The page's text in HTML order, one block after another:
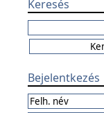
Keresés
Bejelentkezés